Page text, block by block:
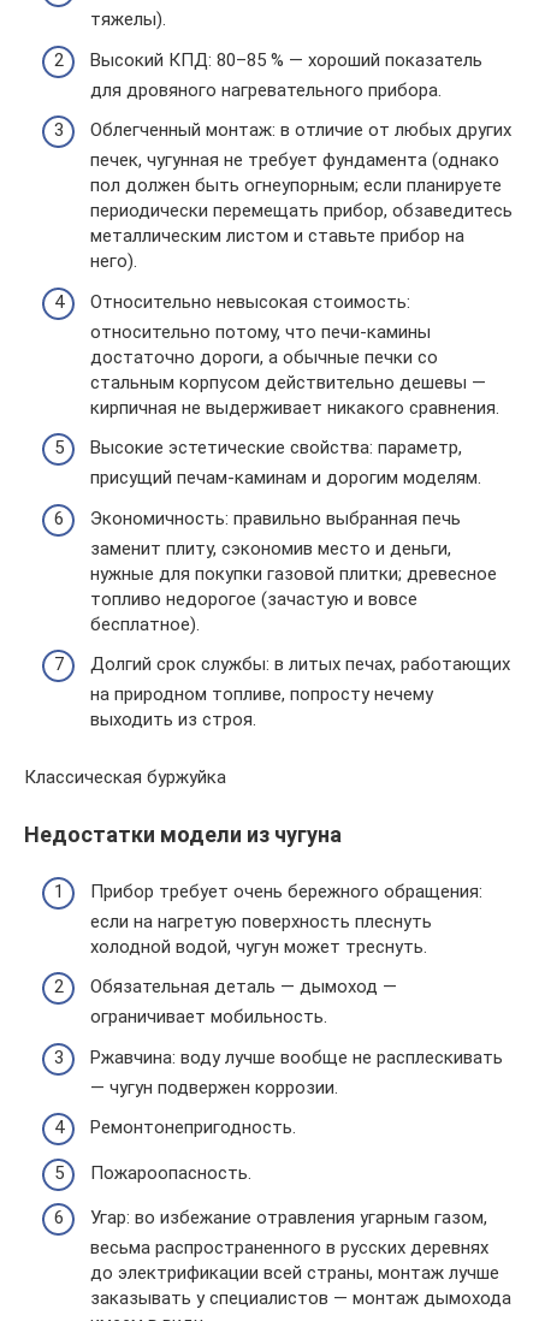
тяжелы).
Высокий КПД: 80–85 % — хороший показатель
для дровяного нагревательного прибора.
Облегченный монтаж: в отличие от любых других
печек, чугунная не требует фундамента (однако
пол должен быть огнеупорным; если планируете
периодически перемещать прибор, обзаведитесь
металлическим листом и ставьте прибор на
него).
Относительно невысокая стоимость:
относительно потому, что печи-камины
достаточно дороги, а обычные печки со
стальным корпусом действительно дешевы —
кирпичная не выдерживает никакого сравнения.
Высокие эстетические свойства: параметр,
присущий печам-каминам и дорогим моделям.
Экономичность: правильно выбранная печь
заменит плиту, сэкономив место и деньги,
нужные для покупки газовой плитки; древесное
топливо недорогое (зачастую и вовсе
бесплатное).
Долгий срок службы: в литых печах, работающих
на природном топливе, попросту нечему
выходить из строя.
Классическая буржуйка
Недостатки модели из чугуна
Прибор требует очень бережного обращения:
если на нагретую поверхность плеснуть
холодной водой, чугун может треснуть.
Обязательная деталь — дымоход —
ограничивает мобильность.
Ржавчина: воду лучше вообще не расплескивать
— чугун подвержен коррозии.
Ремонтонепригодность.
Пожароопасность.
Угар: во избежание отравления угарным газом,
весьма распространенного в русских деревнях
до электрификации всей страны, монтаж лучше
заказывать у специалистов — монтаж дымохода